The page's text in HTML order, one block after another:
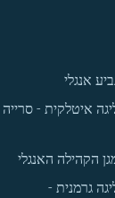
אנגלי
איטלקית - סרייה
הקהילה האנגלי
גרמנית -